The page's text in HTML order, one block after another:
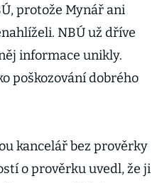
protože Mynář ani
NBÚ už dříve
informace unikly.
poškozování dobrého
kancelář bez prověrky
o prověrku uvedl, že ji